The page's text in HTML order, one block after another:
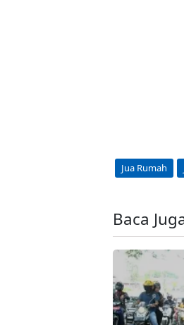
Jua Rumah
Baca